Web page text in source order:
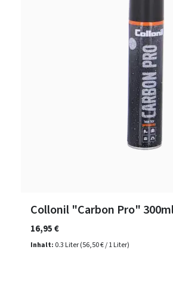
Collonil "Carbon Pro"
Inhalt: 0.3 Liter(56,50 € / 1 Liter)
16,95 €